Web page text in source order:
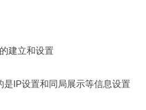
建立和设置
IP设置和同局展示等信息设置